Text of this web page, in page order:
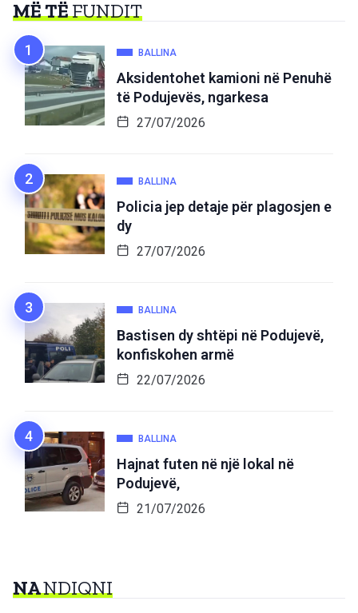
MË TËFUNDIT
BALLINA
Aksidentohet kamioni në Penuhë
të Podujevës, ngarkesa
27/07/2026
BALLINA
Policia jep detaje për plagosjen e
dy
27/07/2026
BALLINA
Bastisen dy shtëpi në Podujevë,
konfiskohen armë
22/07/2026
BALLINA
Hajnat futen në një lokal në
Podujevë,
21/07/2026
NANDIQNI